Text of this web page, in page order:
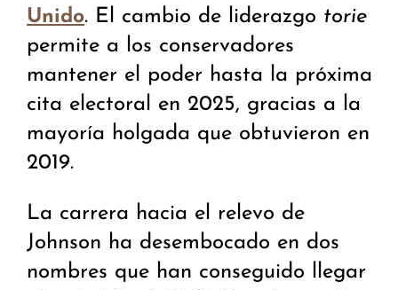
Unido. El cambio de liderazgo torie
permite a los conservadores
mantener el poder hasta la próxima
cita electoral en 2025, gracias a la
mayoría holgada que obtuvieron en
2019.
La carrera hacia el relevo de
Johnson ha desembocado en dos
nombres que han conseguido llegar